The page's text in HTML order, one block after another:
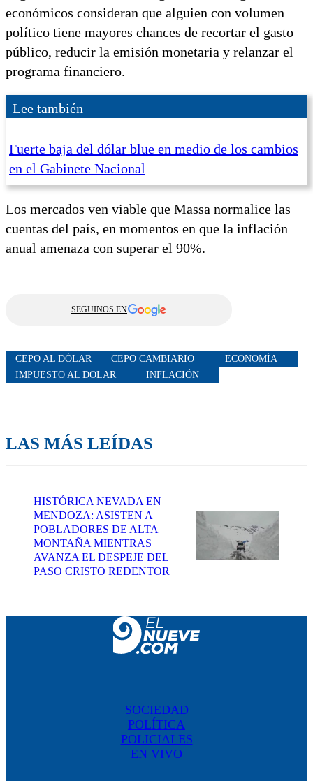
económicos consideran que alguien con volumen
político tiene mayores chances de recortar el gasto
público, reducir la emisión monetaria y relanzar el
programa financiero.
Lee también
Fuerte baja del dólar blue en medio de los cambios
en el Gabinete Nacional
Los mercados ven viable que Massa normalice las
cuentas del país, en momentos en que la inflación
anual amenaza con superar el 90%.
SEGUINOS EN
CEPO AL DÓLAR CEPO CAMBIARIO
ECONOMÍA
IMPUESTO AL DOLAR
INFLACIÓN
LAS MÁS LEÍDAS
HISTÓRICA NEVADA EN
MENDOZA: ASISTEN A
POBLADORES DE ALTA
MONTAÑA MIENTRAS
AVANZA EL DESPEJE DEL
PASO CRISTO REDENTOR
SOCIEDAD
POLÍTICA
POLICIALES
EN VIVO